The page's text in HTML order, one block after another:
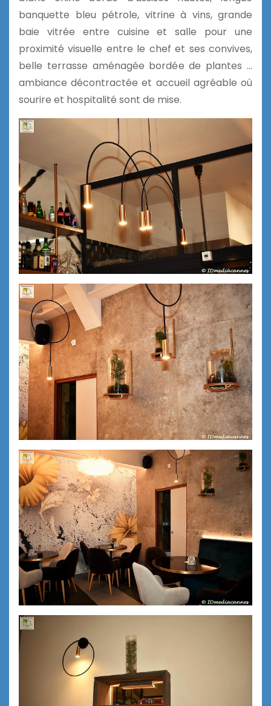
banquette bleu pétrole, vitrine à vins, grande
baie vitrée entre cuisine et salle pour une
proximité visuelle entre le chef et ses convives,
belle terrasse aménagée bordée de plantes …
ambiance décontractée et accueil agréable où
sourire et hospitalité sont de mise.